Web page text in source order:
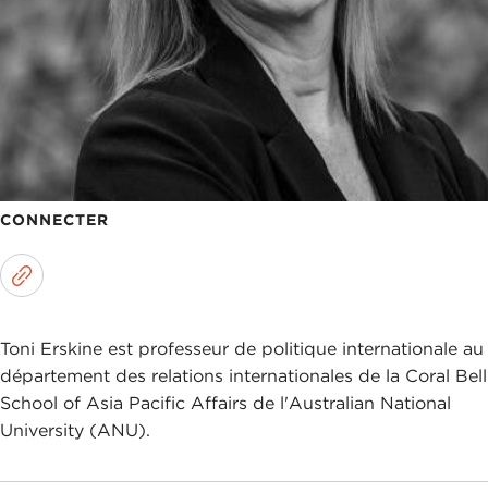
CONNECTER
Toni Erskine est professeur de politique internationale au
département des relations internationales de la Coral Bell
School of Asia Pacific Affairs de l'Australian National
University (ANU).